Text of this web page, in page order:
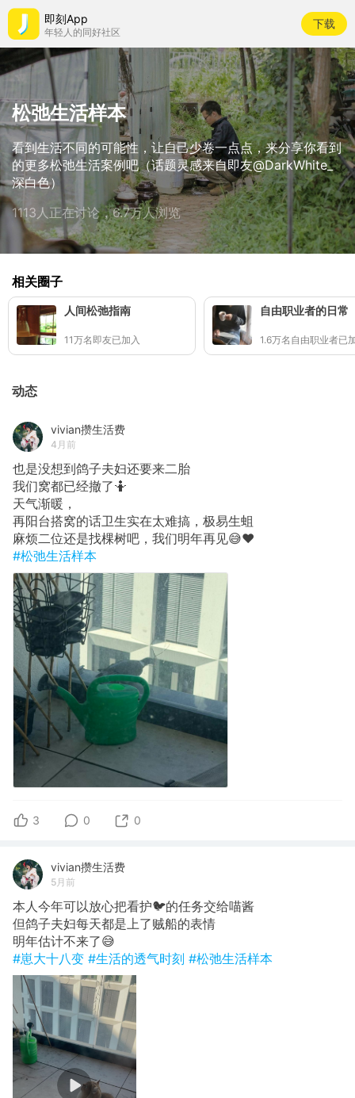
即刻App
年轻人的同好社区
下载
松弛生活样本
看到生活不同的可能性，让自己少卷一点点，来分享你看到
的更多松弛生活案例吧（话题灵感来自即友@DarkWhite_
深白色）
1113人正在讨论，6.7万人浏览
相关圈子
人间松弛指南
11万名即友已加入
自由职业者的日常
1.6万名自由职业者已
动态
vivian攒生活费
4月前
也是没想到鸽子夫妇还要来二胎
我们窝都已经撤了🤷
天气渐暖，
再阳台搭窝的话卫生实在太难搞，极易生蛆
麻烦二位还是找棵树吧，我们明年再见😅❤️
#松弛生活样本
3 0 0
vivian攒生活费
5月前
本人今年可以放心把看护🐦的任务交给喵酱
但鸽子夫妇每天都是上了贼船的表情
明年估计不来了😅
#崽大十八变 #生活的透气时刻 #松弛生活样本